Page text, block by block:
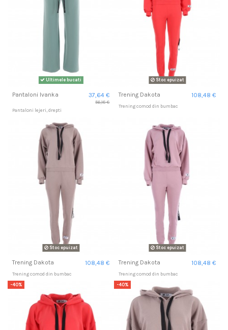
Ultimele bucati
Pantaloni Ivanka 37,64 €
56,18 €
Pantaloni lejeri, drepti
Stoc epuizat
Trening Dakota 108,48 €
Trening comod din bumbac
Stoc epuizat
Trening Dakota 108,48 €
Trening comod din bumbac
Stoc epuizat
Trening Dakota 108,48 €
Trening comod din bumbac
-40%
-40%